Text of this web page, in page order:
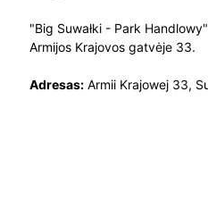
"Big Suwałki - Park
Armijos Krajovos gatvėje 33.
Adresas: Armii Krajowej 33,